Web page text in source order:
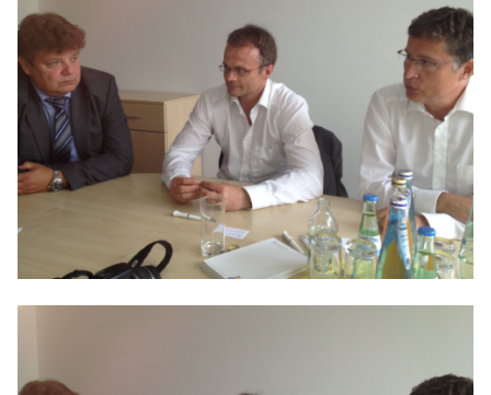
ORGANISATION
KREISVERBÄNDE
VEREINIGUNGEN UND SONDERORGANISATIONEN
LANDESFACHAUSSCHÜSSE
SATZUNG
PARTEIGESCHICHTE
PARTEIGERICHT
IM LANDTAG
IN DER LANDESREGIERUNG
IM BUNDESTAG